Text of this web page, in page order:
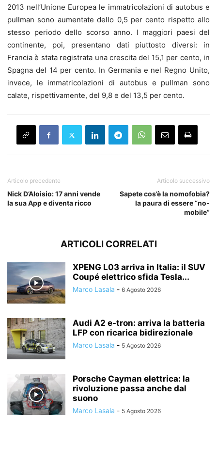
2013 nell’Unione Europea le immatricolazioni di autobus e
pullman sono aumentate dello 0,5 per cento rispetto allo
stesso periodo dello scorso anno. I maggiori paesi del
continente, poi, presentano dati piuttosto diversi: in
Francia è stata registrata una crescita del 15,1 per cento, in
Spagna del 14 per cento. In Germania e nel Regno Unito,
invece, le immatricolazioni di autobus e pullman sono
calate, rispettivamente, del 9,8 e del 13,5 per cento.
Articolo precedente
Nick D’Aloisio: 17 anni vende
la sua App e diventa ricco
Articolo successivo
Sapete cos’è la nomofobia?
la paura di essere “no-
mobile”
ARTICOLI CORRELATI
XPENG L03 arriva in Italia: il SUV
Coupé elettrico sfida Tesla...
Marco Lasala - 6 Agosto 2026
Audi A2 e-tron: arriva la batteria
LFP con ricarica bidirezionale
Marco Lasala - 5 Agosto 2026
Porsche Cayman elettrica: la
rivoluzione passa anche dal
suono
Marco Lasala - 5 Agosto 2026